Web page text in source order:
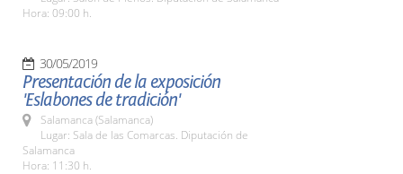
Hora: 09:00 h.
30/05/2019
Presentación de la exposición
'Eslabones de tradición'
Salamanca (Salamanca)
Lugar: Sala de las Comarcas. Diputación de
Salamanca
Hora: 11:30 h.